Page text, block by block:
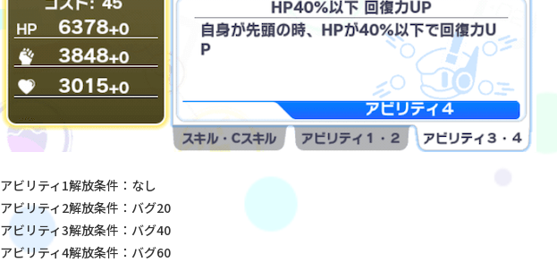
アビリティ1解放条件：なし
アビリティ2解放条件：バグ20
アビリティ3解放条件：バグ40
アビリティ4解放条件：バグ60